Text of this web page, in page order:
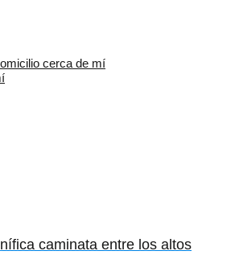
cerca de mí
caminata entre los altos